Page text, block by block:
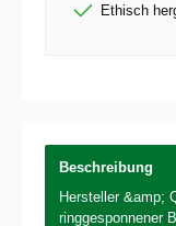
Ethisch
Beschreibung
Hersteller &amp;
ringgesponnener